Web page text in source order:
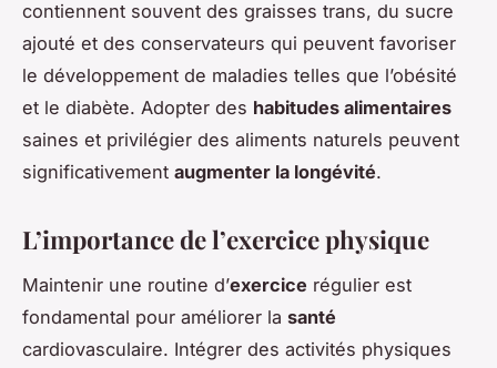
contiennent souvent des graisses trans, du sucre
ajouté et des conservateurs qui peuvent favoriser
le développement de maladies telles que l’obésité
et le diabète. Adopter des habitudes alimentaires
saines et privilégier des aliments naturels peuvent
significativement augmenter la longévité.
L’importance de l’exercice physique
Maintenir une routine d’exercice régulier est
fondamental pour améliorer la santé
cardiovasculaire. Intégrer des activités physiques